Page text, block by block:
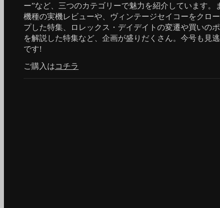
ー”など、三つのカテゴリーで魅力を紹介しています。
機種の実機レビューや、ヴィンテージセイコーをクロ
プした特集、ロレックス・デイデイトの変遷や買いの
を解説した特集など、企画が盛りだくさん。今号も見
です!
ご購入はコチラ